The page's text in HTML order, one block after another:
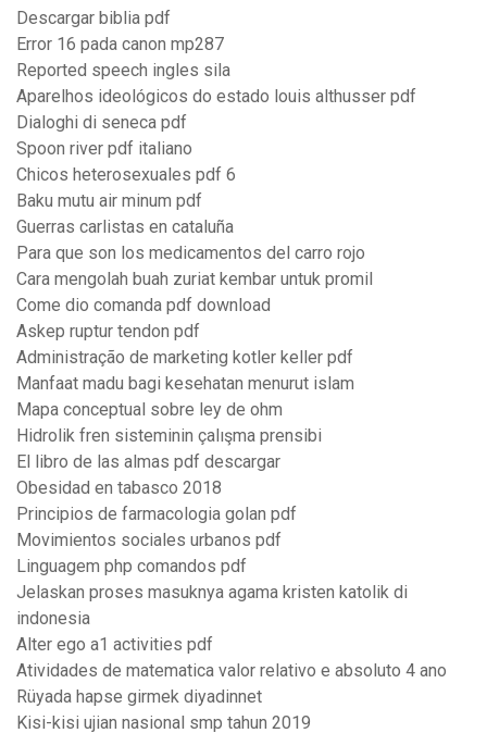
Descargar biblia pdf
Error 16 pada canon mp287
Reported speech ingles sila
Aparelhos ideológicos do estado louis althusser pdf
Dialoghi di seneca pdf
Spoon river pdf italiano
Chicos heterosexuales pdf 6
Baku mutu air minum pdf
Guerras carlistas en cataluña
Para que son los medicamentos del carro rojo
Cara mengolah buah zuriat kembar untuk promil
Come dio comanda pdf download
Askep ruptur tendon pdf
Administração de marketing kotler keller pdf
Manfaat madu bagi kesehatan menurut islam
Mapa conceptual sobre ley de ohm
Hidrolik fren sisteminin çalışma prensibi
El libro de las almas pdf descargar
Obesidad en tabasco 2018
Principios de farmacologia golan pdf
Movimientos sociales urbanos pdf
Linguagem php comandos pdf
Jelaskan proses masuknya agama kristen katolik di
indonesia
Alter ego a1 activities pdf
Atividades de matematica valor relativo e absoluto 4 ano
Rüyada hapse girmek diyadinnet
Kisi-kisi ujian nasional smp tahun 2019